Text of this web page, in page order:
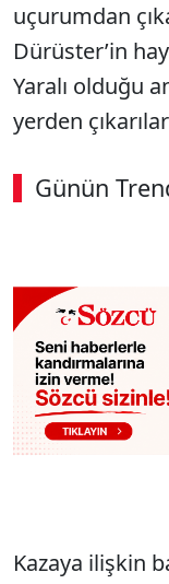
uçurumdan
Dürüster’in
Yaralı olduğu
yerden
Günün
Kazaya ilişkin